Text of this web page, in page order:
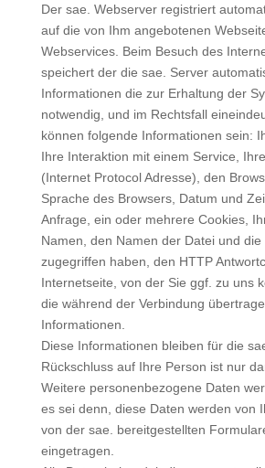
Der sae. Webserver registriert
auf die von Ihm angebotenen
Webservices. Beim Besuch des
speichert der die sae. Server
Informationen die zur Erhaltung der
notwendig, und im Rechtsfall
können folgende Informationen sein:
Ihre Interaktion mit einem Service,
(Internet Protocol Adresse), den
Sprache des Browsers, Datum und
Anfrage, ein oder mehrere Cookies,
Namen, den Namen der Datei und die
zugegriffen haben, den HTTP
Internetseite, von der Sie ggf. zu uns
die während der Verbindung
Informationen.
Diese Informationen bleiben für die
Rückschluss auf Ihre Person ist nur
Weitere personenbezogene Daten
es sei denn, diese Daten werden von
von der sae. bereitgestellten
eingetragen.